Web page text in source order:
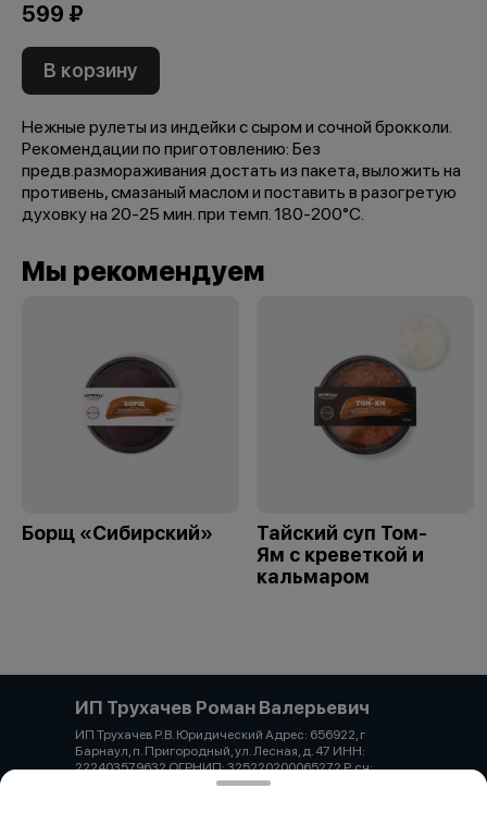
599 ₽
В корзину
Нежные рулеты из индейки с сыром и сочной брокколи.
Рекомендации по приготовлению: Без
предв.размораживания достать из пакета, выложить на
противень, смазаный маслом и поставить в разогретую
духовку на 20-25 мин. при темп. 180-200°C.
Мы рекомендуем
Борщ «Сибирский»
Тайский суп Том-
Ям с креветкой и
кальмаром
ИП Трухачев Роман Валерьевич
ИП Трухачев Р.В. Юридический Адрес: 656922, г
Барнаул, п. Пригородный, ул. Лесная, д. 47 ИНН:
222403579632 ОГРНИП: 325220200065272 Р. сч:
40802810402740003393 АЛТАЙСКОЕ ОТДЕЛЕНИЕ